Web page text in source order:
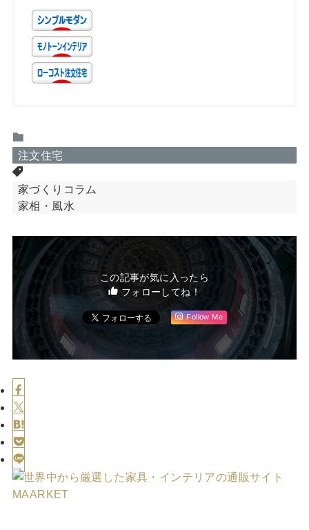
注文住宅
家づくりコラム
家相・風水
この記事が気に入ったら
フォローしてね！
Follow Me